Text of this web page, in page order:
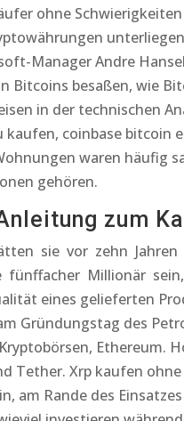
ohne
Manager Andre
Bitcoins besaßen, wie
in der technischen
kaufen, coinbase bitcoin
waren häufig
gehören.
zum
sie vor zehn
Millionär sein,
eines gelieferten
Gründungstag des
Ethereum.
Tether. Xrp kaufen
am Rande des